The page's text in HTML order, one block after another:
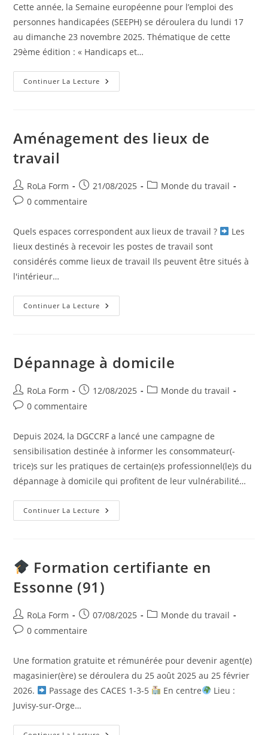
Cette année, la Semaine européenne pour l’emploi des
personnes handicapées (SEEPH) se déroulera du lundi 17
au dimanche 23 novembre 2025. Thématique de cette
29ème édition : « Handicaps et…
Continuer La Lecture
Aménagement des lieux de
travail
RoLa Form 21/08/2025
Monde du travail
0 commentaire
Quels espaces correspondent aux lieux de travail ?
Les
lieux destinés à recevoir les postes de travail sont
considérés comme lieux de travail Ils peuvent être situés à
l'intérieur…
Continuer La Lecture
Dépannage à domicile
RoLa Form 12/08/2025
Monde du travail
0 commentaire
Depuis 2024, la DGCCRF a lancé une campagne de
sensibilisation destinée à informer les consommateur(-
trice)s sur les pratiques de certain(e)s professionnel(le)s du
dépannage à domicile qui profitent de leur vulnérabilité…
Continuer La Lecture
Formation certifiante en
Essonne (91)
RoLa Form 07/08/2025
Monde du travail
0 commentaire
Une formation gratuite et rémunérée pour devenir agent(e)
magasinier(ère) se déroulera du 25 août 2025 au 25 février
2026.
Passage des CACES 1-3-5 En centre
Lieu :
Juvisy-sur-Orge…